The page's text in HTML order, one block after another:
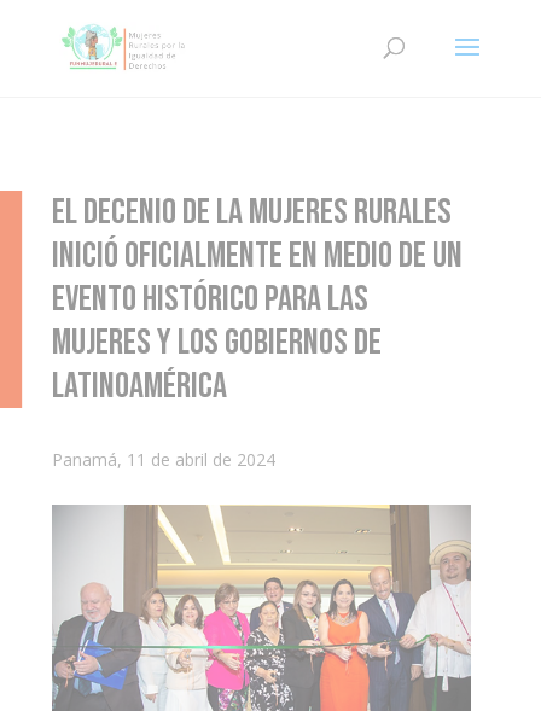
El Decenio de la Mujeres Rurales
inició oficialmente en medio de un
evento histórico para las
mujeres y los gobiernos de
Latinoamérica
Panamá, 11 de abril de 2024